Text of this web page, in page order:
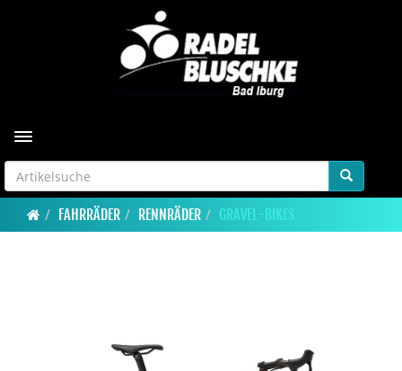
Toggle navigation
FAHRRÄDER RENNRÄDER GRAVEL-BIKES